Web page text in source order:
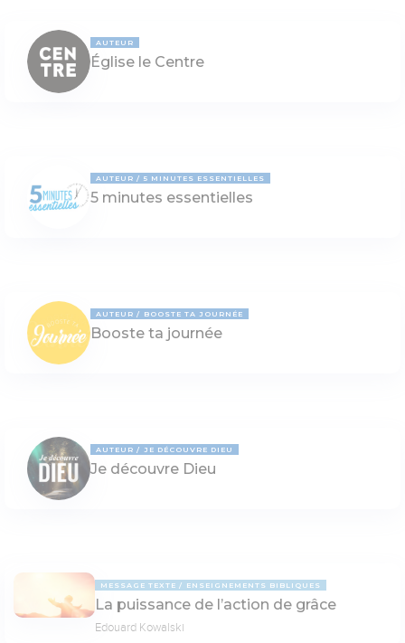
AUTEUR
Église le Centre
AUTEUR 5 MINUTES ESSENTIELLES
5 minutes essentielles
AUTEUR BOOSTE TA JOURNÉE
Booste ta journée
AUTEUR JE DÉCOUVRE DIEU
Je découvre Dieu
MESSAGE TEXTE ENSEIGNEMENTS BIBLIQUES
La puissance de l’action de grâce
Edouard Kowalski